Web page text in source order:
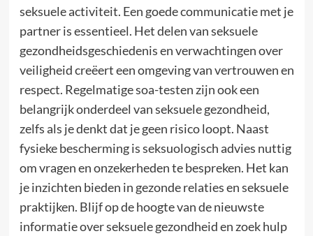
seksuele activiteit. Een goede communicatie met je
partner is essentieel. Het delen van seksuele
gezondheidsgeschiedenis en verwachtingen over
veiligheid creëert een omgeving van vertrouwen en
respect. Regelmatige soa-testen zijn ook een
belangrijk onderdeel van seksuele gezondheid,
zelfs als je denkt dat je geen risico loopt. Naast
fysieke bescherming is seksuologisch advies nuttig
om vragen en onzekerheden te bespreken. Het kan
je inzichten bieden in gezonde relaties en seksuele
praktijken. Blijf op de hoogte van de nieuwste
informatie over seksuele gezondheid en zoek hulp